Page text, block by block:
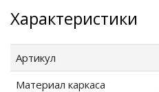
Характеристики
Артикул
Материал каркаса